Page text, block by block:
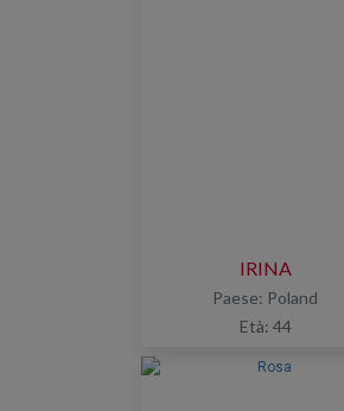
IRINA
Paese: Poland
Età: 44